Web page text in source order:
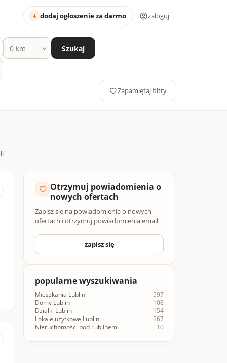
dodaj ogłoszenie za darmo zaloguj
Szukaj
Zapamiętaj filtry
Otrzymuj powiadomienia o
nowych ofertach
Zapisz się na powiadomienia o nowych
ofertach i otrzymuj powiadomienia email
zapisz się
popularne wyszukiwania
Mieszkania Lublin
597
Domy Lublin
108
Działki Lublin
154
Lokale użytkowe Lublin
267
Nieruchomości pod Lublinem
10